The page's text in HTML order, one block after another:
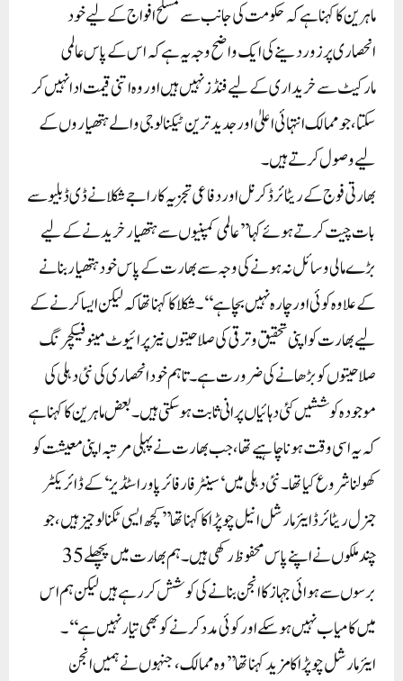
ماہرین کا کہنا ہے کہ حکومت کی جانب سے مسلح افواج کے لیے خود
انحصاری پر زور دینے کی ایک واضح وجہ یہ ہے کہ اس کے پاس عالمی
مارکیٹ سے خریداری کے لیے فنڈز نہیں ہیں اور وہ اتنی قیمت ادا نہیں کر
سکتا، جو ممالک انتہائی اعلیٰ اور جدید ترین ٹیکنالوجی والے ہتھیاروں کے
لیے وصول کرتے ہیں۔
بھارتی فوج کے ریٹائرڈ کرنل اور دفاعی تجزیہ کار اجے شکلا نے ڈی ڈبلیو سے
بات چیت کرتے ہوئے کہا’’عالمی کمپنیوں سے ہتھیار خریدنے کے لیے
بڑے مالی وسائل نہ ہونے کی وجہ سے بھارت کے پاس خود ہتھیار بنانے
کے علاوہ کوئی اور چارہ نہیں بچا ہے‘‘۔شکلا کا کہنا تھا کہ لیکن ایسا کرنے کے
لیے بھارت کو اپنی تحقیق و ترقی کی صلاحیتوں نیز پرائیوٹ مینوفیکچرنگ
صلاحیتوں کو بڑھانے کی ضرورت ہے۔تاہم خودانحصاری کی نئی دہلی کی
موجودہ کوششیں کئی دہائیاں پرانی ثابت ہو سکتی ہیں۔ بعض ماہرین کا کہنا ہے
کہ یہ اسی وقت ہونا چاہیے تھا، جب بھارت نے پہلی مرتبہ اپنی معیشت کو
کھولنا شروع کیا تھا۔نئی دہلی میں ‘سینٹر فار فائر پاور اسٹڈیز‘ کے ڈائریکٹر
جنرل ریٹائرڈ ایئر مارشل انیل چوپڑا کا کہنا تھا’’کچھ ایسی ٹکنالوجیز ہیں، جو
چند ملکوں نے اپنے پاس محفوظ رکھی ہیں۔ ہم بھارت میں پچھلے 35
برسوں سے ہوائی جہاز کا انجن بنانے کی کوشش کر رہے ہیں لیکن ہم اس
میں کامیاب نہیں ہو سکے اور کوئی مدد کرنے کو بھی تیار نہیں ہے‘‘۔
ایئرمارشل چوپڑا کا مزید کہنا تھا’’وہ ممالک، جنہوں نے ہمیں انجن